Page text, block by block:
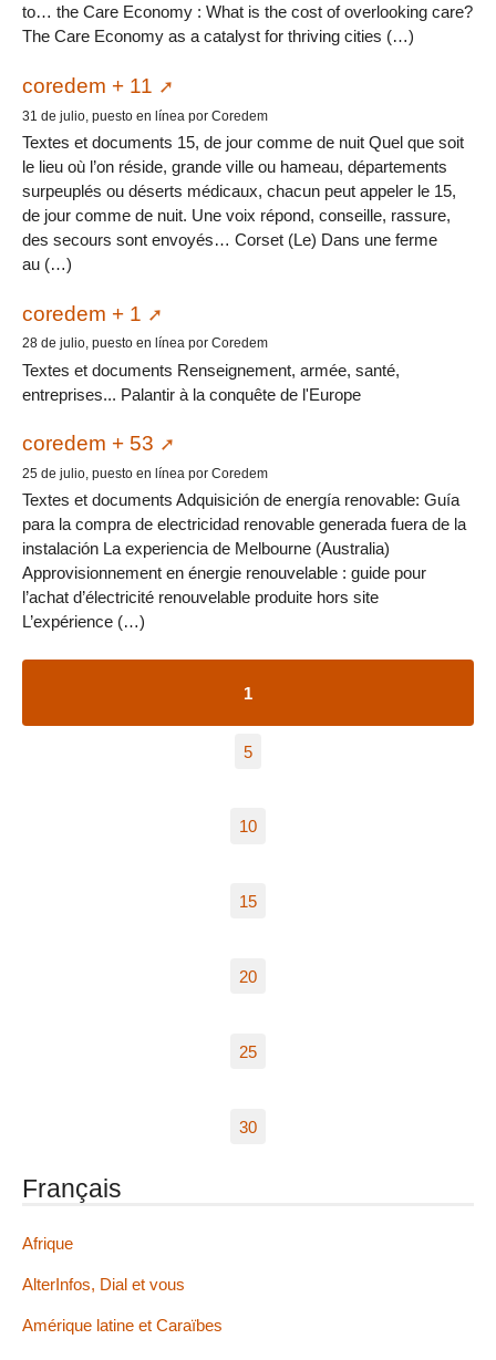
to… the Care Economy : What is the cost of overlooking care?
The Care Economy as a catalyst for thriving cities (…)
coredem + 11
31 de julio, puesto en línea por Coredem
Textes et documents 15, de jour comme de nuit Quel que soit
le lieu où l’on réside, grande ville ou hameau, départements
surpeuplés ou déserts médicaux, chacun peut appeler le 15,
de jour comme de nuit. Une voix répond, conseille, rassure,
des secours sont envoyés… Corset (Le) Dans une ferme
au (…)
coredem + 1
28 de julio, puesto en línea por Coredem
Textes et documents Renseignement, armée, santé,
entreprises... Palantir à la conquête de l'Europe
coredem + 53
25 de julio, puesto en línea por Coredem
Textes et documents Adquisición de energía renovable: Guía
para la compra de electricidad renovable generada fuera de la
instalación La experiencia de Melbourne (Australia)
Approvisionnement en énergie renouvelable : guide pour
l’achat d’électricité renouvelable produite hors site
L’expérience (…)
1
5
10
15
20
25
30
Français
Afrique
AlterInfos, Dial et vous
Amérique latine et Caraïbes